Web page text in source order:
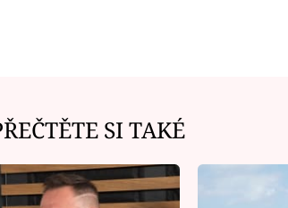
SI TAKÉ